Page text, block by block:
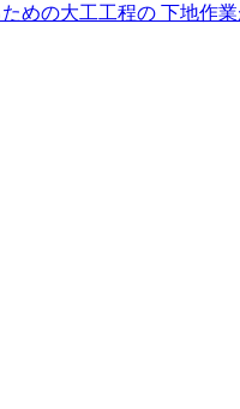
めの大工工程の 下地作